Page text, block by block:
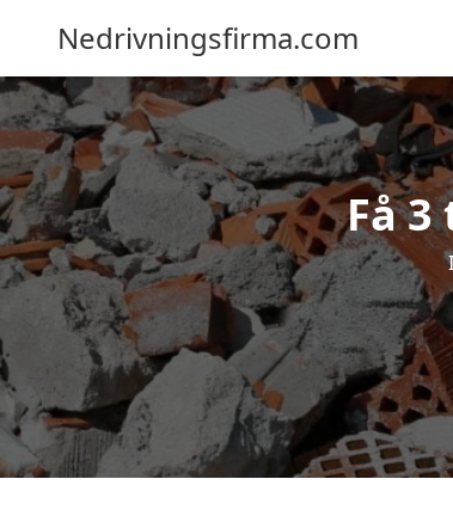
Nedrivningsfirma.com
Få